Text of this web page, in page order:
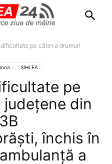
pe câteva drumuri
SIHLEA
pe
din
închis în
a